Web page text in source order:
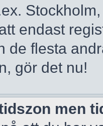
endast
de flesta
gör det nu!
men